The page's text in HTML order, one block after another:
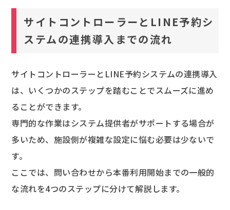
サイトコントローラーとLINE予約シ
ステムの連携導入までの流れ
サイトコントローラーとLINE予約システムの連携導入
は、いくつかのステップを踏むことでスムーズに進め
ることができます。
専門的な作業はシステム提供者がサポートする場合が
多いため、施設側が複雑な設定に悩む必要は少ないで
す。
ここでは、問い合わせから本番利用開始までの一般的
な流れを4つのステップに分けて解説します。